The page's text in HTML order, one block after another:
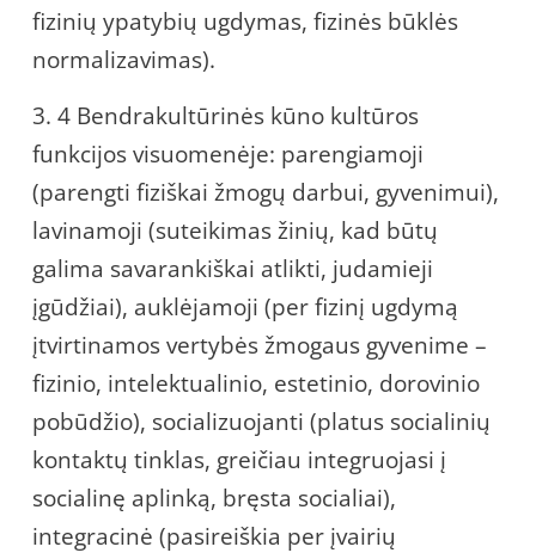
fizinių ypatybių ugdymas, fizinės būklės
normalizavimas).
3. 4 Bendrakultūrinės kūno kultūros
funkcijos visuomenėje: parengiamoji
(parengti fiziškai žmogų darbui, gyvenimui),
lavinamoji (suteikimas žinių, kad būtų
galima savarankiškai atlikti, judamieji
įgūdžiai), auklėjamoji (per fizinį ugdymą
įtvirtinamos vertybės žmogaus gyvenime –
fizinio, intelektualinio, estetinio, dorovinio
pobūdžio), socializuojanti (platus socialinių
kontaktų tinklas, greičiau integruojasi į
socialinę aplinką, bręsta socialiai),
integracinė (pasireiškia per įvairių